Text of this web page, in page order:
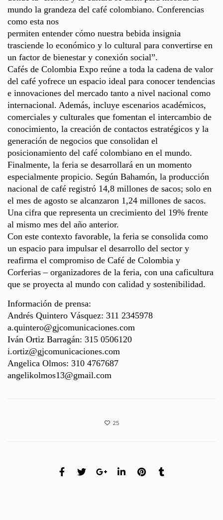
mundo la grandeza del café colombiano. Conferencias
como esta nos
permiten entender cómo nuestra bebida insignia
trasciende lo económico y lo cultural para convertirse en
un factor de bienestar y conexión social”.
Cafés de Colombia Expo reúne a toda la cadena de valor
del café yofrece un espacio ideal para conocer tendencias
e innovaciones del mercado tanto a nivel nacional como
internacional. Además, incluye escenarios académicos,
comerciales y culturales que fomentan el intercambio de
conocimiento, la creación de contactos estratégicos y la
generación de negocios que consolidan el
posicionamiento del café colombiano en el mundo.
Finalmente, la feria se desarrollará en un momento
especialmente propicio. Según Bahamón, la producción
nacional de café registró 14,8 millones de sacos; solo en
el mes de agosto se alcanzaron 1,24 millones de sacos.
Una cifra que representa un crecimiento del 19% frente
al mismo mes del año anterior.
Con este contexto favorable, la feria se consolida como
un espacio para impulsar el desarrollo del sector y
reafirma el compromiso de Café de Colombia y
Corferias – organizadores de la feria, con una caficultura
que se proyecta al mundo con calidad y sostenibilidad.
Información de prensa:
Andrés Quintero Vásquez: 311 2345978
a.quintero@gjcomunicaciones.com
Iván Ortiz Barragán: 315 0506120
i.ortiz@gjcomunicaciones.com
Angelica Olmos: 310 4767687
angelikolmos13@gmail.com
25